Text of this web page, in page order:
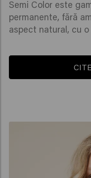
Semi Color este
permanente, fără
aspect natural, cu